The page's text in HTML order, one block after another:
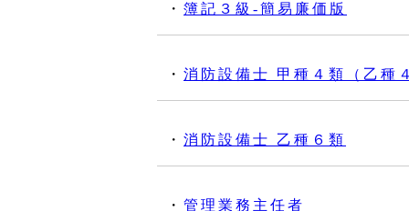
・ 簿記３級‐簡易廉価版
・ 消防設備士 甲種４類（乙種
・ 消防設備士 乙種６類
・ 管理業務主任者